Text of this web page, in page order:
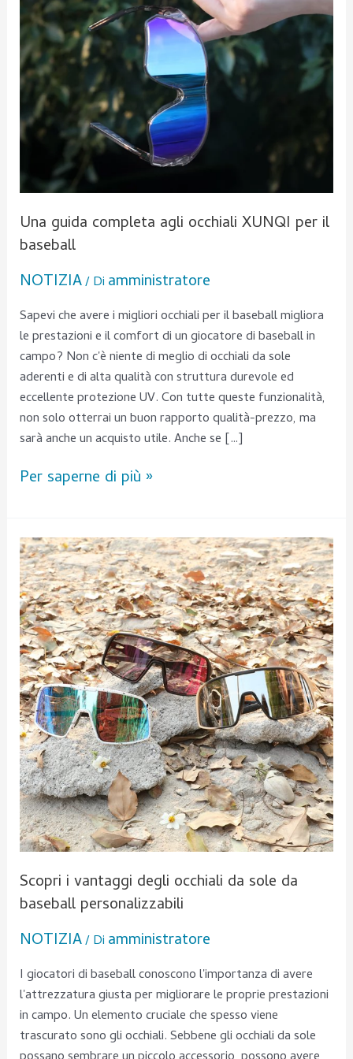
Una guida completa agli occhiali XUNQI per il
baseball
NOTIZIA/ Di amministratore
Sapevi che avere i migliori occhiali per il baseball migliora
le prestazioni e il comfort di un giocatore di baseball in
campo? Non c'è niente di meglio di occhiali da sole
aderenti e di alta qualità con struttura durevole ed
eccellente protezione UV. Con tutte queste funzionalità,
non solo otterrai un buon rapporto qualità-prezzo, ma
sarà anche un acquisto utile. Anche se […]
per
il
baseball
Per saperne di più »
Scopri i vantaggi degli occhiali da sole da
baseball personalizzabili
NOTIZIA/ Di amministratore
I giocatori di baseball conoscono l'importanza di avere
l'attrezzatura giusta per migliorare le proprie prestazioni
in campo. Un elemento cruciale che spesso viene
trascurato sono gli occhiali. Sebbene gli occhiali da sole
Scopri
i
vantaggi
degli
occhiali
da
sole
da
baseball
personalizzabili